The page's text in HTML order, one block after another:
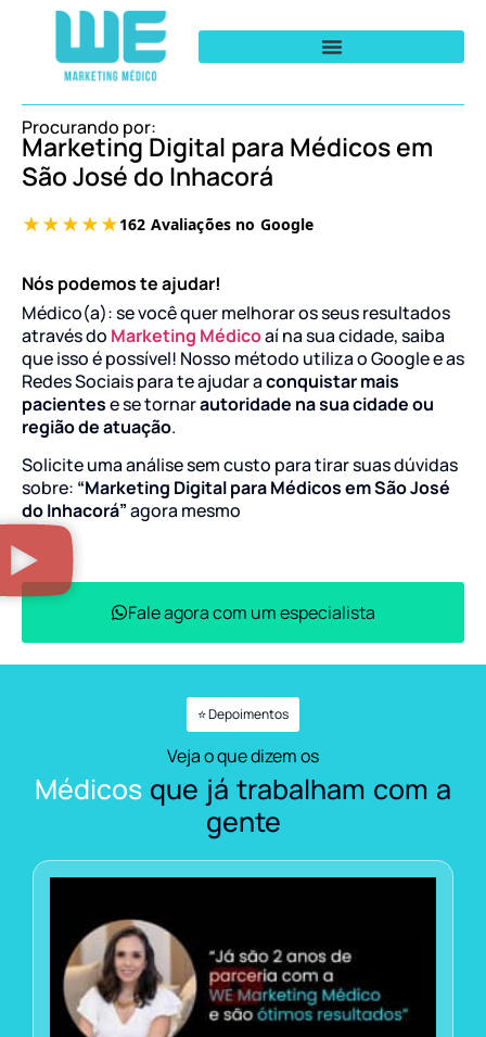
Procurando por:
Marketing Digital para Médicos em
São José do Inhacorá
Nós podemos te ajudar!
Médico(a): se você quer melhorar os seus resultados
através do Marketing Médicoaí na sua cidade, saiba
que isso é possível! Nosso método utiliza o Google e as
Redes Sociais para te ajudar aconquistar mais
pacientese se tornarautoridade na sua cidade ou
região de atuação.
Solicite uma análise sem custo para tirar suas dúvidas
sobre: “Marketing Digital para Médicos em São José
do Inhacorá”agora mesmo
Fale agora com um especialista
⭐ Depoimentos
Veja o que dizem os
Médicos que já trabalham com a
gente